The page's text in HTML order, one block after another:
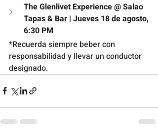
The Glenlivet Experience @ Salao
Tapas & Bar | Jueves 18 de agosto,
6:30 PM
*Recuerda siempre beber con
responsabilidad y llevar un conductor
designado.